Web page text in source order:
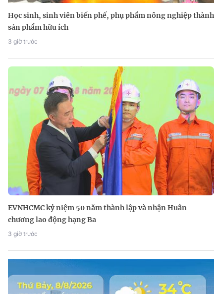
Học sinh, sinh viên biến phế, phụ phẩm nông nghiệp thành
sản phẩm hữu ích
3 giờ trước
EVNHCMC kỷ niệm 50 năm thành lập và nhận Huân
chương lao động hạng Ba
3 giờ trước